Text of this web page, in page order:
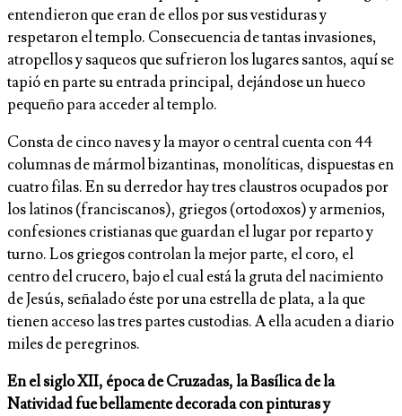
entendieron que eran de ellos por sus vestiduras y
respetaron el templo. Consecuencia de tantas invasiones,
atropellos y saqueos que sufrieron los lugares santos, aquí se
tapió en parte su entrada principal, dejándose un hueco
pequeño para acceder al templo.
Consta de cinco naves y la mayor o central cuenta con 44
columnas de mármol bizantinas, monolíticas, dispuestas en
cuatro filas. En su derredor hay tres claustros ocupados por
los latinos (franciscanos), griegos (ortodoxos) y armenios,
confesiones cristianas que guardan el lugar por reparto y
turno. Los griegos controlan la mejor parte, el coro, el
centro del crucero, bajo el cual está la gruta del nacimiento
de Jesús, señalado éste por una estrella de plata, a la que
tienen acceso las tres partes custodias. A ella acuden a diario
miles de peregrinos.
En el siglo XII, época de Cruzadas, la Basílica de la
Natividad fue bellamente decorada con pinturas y